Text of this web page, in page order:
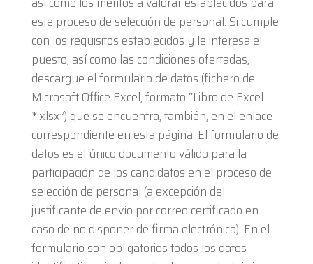
este proceso de selección de personal. Si cumple
con los requisitos establecidos y le interesa el
puesto, así como las condiciones ofertadas,
descargue el formulario de datos (fichero de
Microsoft Office Excel, formato “Libro de Excel
*.xlsx”) que se encuentra, también, en el enlace
correspondiente en esta página. El formulario de
datos es el único documento válido para la
participación de los candidatos en el proceso de
selección de personal (a excepción del
justificante de envío por correo certificado en
caso de no disponer de firma electrónica). En el
formulario son obligatorios todos los datos